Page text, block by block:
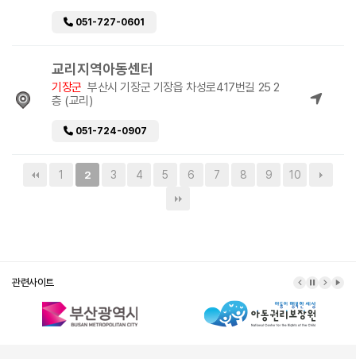
051-727-0601
교리지역아동센터
기장군 부산시 기장군 기장읍 차성로417번길 25 2
층 (교리)
051-724-0907
1 2 3 4 5 6 7 8 9 10
관련사이트